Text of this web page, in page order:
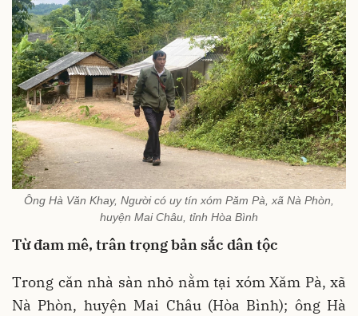
Ông Hà Văn Khay, Người có uy tín xóm Păm Pà, xã Nà Phòn,
huyện Mai Châu, tỉnh Hòa Bình
Từ đam mê, trân trọng bản sắc dân tộc
Trong căn nhà sàn nhỏ nằm tại xóm Xăm Pà, xã
Nà Phòn, huyện Mai Châu (Hòa Bình); ông Hà